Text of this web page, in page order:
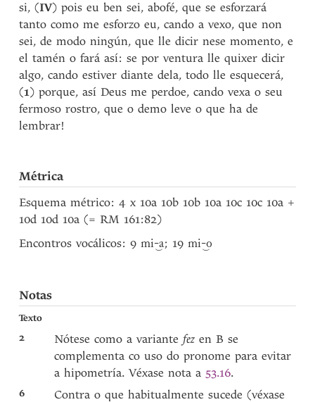
si, (IV) pois eu ben sei, abofé, que se esforzará
tanto como me esforzo eu, cando a vexo, que non
sei, de modo ningún, que lle dicir nese momento, e
el tamén o fará así: se por ventura lle quixer dicir
algo, cando estiver diante dela, todo lle esquecerá,
(1) porque, así Deus me perdoe, cando vexa o seu
fermoso rostro, que o demo leve o que ha de
lembrar!
Métrica
Esquema métrico: 4 x 10a 10b 10b 10a 10c 10c 10a +
10d 10d 10a (= RM 161:82)
Encontros vocálicos: 9mi-‿a; 19mi-‿o
Notas
Texto
2
Nótese como a variantefezen B se
complementa co uso do pronome para evitar
a hipometría. Véxase nota a 53.16.
6
Contra o que habitualmente sucede (véxase